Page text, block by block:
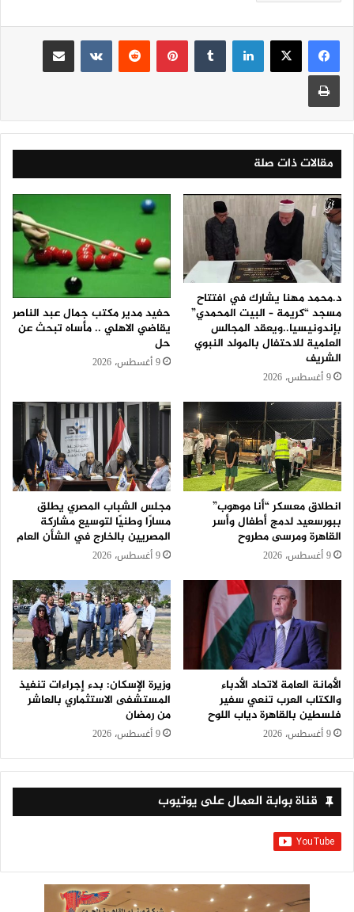
لينكدإن بينتيريست
مقالات ذات صلة
د.محمد مهنا يشارك في افتتاح
مسجد “كريمة – البيت المحمدي”
بإندونيسيا..ويعقد المجالس
العلمية للاحتفال بالمولد النبوي
الشريف
9 أغسطس، 2026
حفيد مدير مكتب جمال عبد الناصر
يقاضي الاهلي .. مأساه تبحث عن
حل
9 أغسطس، 2026
انطلاق معسكر “أنا موهوب”
ببورسعيد لدمج أطفال وأسر
القاهرة ومرسى مطروح
9 أغسطس، 2026
مجلس الشباب المصري يطلق
مسارًا وطنيًا لتوسيع مشاركة
المصريين بالخارج في الشأن العام
9 أغسطس، 2026
الأمانة العامة لاتحاد الأدباء
والكتاب العرب تنعي سفير
فلسطين بالقاهرة دياب اللوح
9 أغسطس، 2026
وزيرة الإسكان: بدء إجراءات تنفيذ
المستشفى الاستثماري بالعاشر
من رمضان
9 أغسطس، 2026
قناة بوابة العمال على يوتيوب